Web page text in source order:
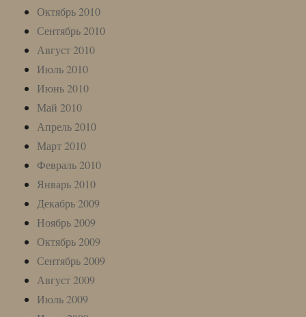
Октябрь 2010
Сентябрь 2010
Август 2010
Июль 2010
Июнь 2010
Май 2010
Апрель 2010
Март 2010
Февраль 2010
Январь 2010
Декабрь 2009
Ноябрь 2009
Октябрь 2009
Сентябрь 2009
Август 2009
Июль 2009